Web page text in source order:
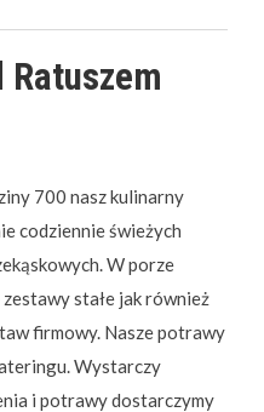
Ratuszem
700 nasz kulinarny
codziennie świeżych
W porze
stałe jak również
firmowy. Nasze potrawy
Wystarczy
i potrawy dostarczymy